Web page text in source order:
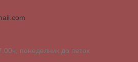
понеделник до петок